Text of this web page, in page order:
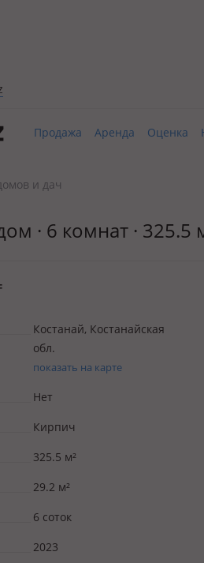
Продажа Аренда Оценка
и дач
· 6 комнат · 325.5
Костанай, Костанайская
обл.
показать на карте
Нет
Кирпич
325.5 м²
29.2 м²
6 соток
2023